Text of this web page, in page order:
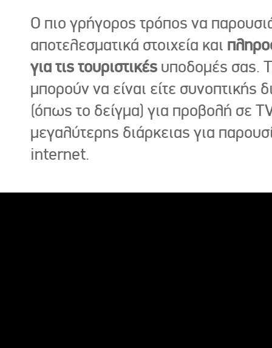
Ο πιο γρήγορος τρόπος να
αποτελεσματικά στοιχεία και
για τις τουριστικές υποδομές σας.
μπορούν να είναι είτε συνοπτικής
(όπως το δείγμα) για προβολή σε
μεγαλύτερης διάρκειας για
internet.